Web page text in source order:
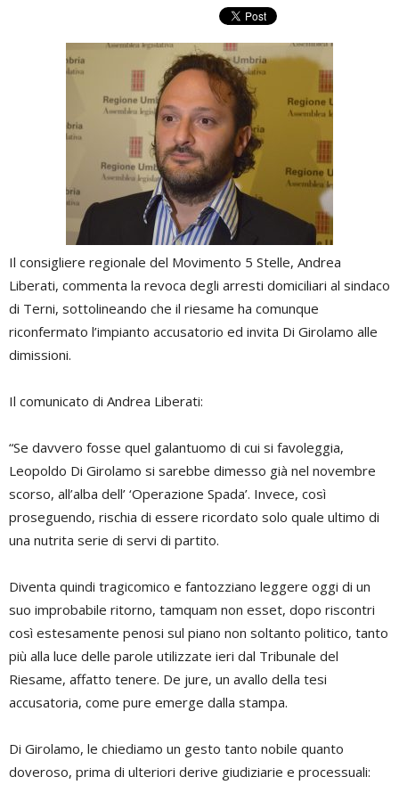
Il consigliere regionale del Movimento 5 Stelle, Andrea
Liberati, commenta la revoca degli arresti domiciliari al sindaco
di Terni, sottolineando che il riesame ha comunque
riconfermato l’impianto accusatorio ed invita Di Girolamo alle
dimissioni.
Il comunicato di Andrea Liberati:
“Se davvero fosse quel galantuomo di cui si favoleggia,
Leopoldo Di Girolamo si sarebbe dimesso già nel novembre
scorso, all’alba dell’ ‘Operazione Spada’. Invece, così
proseguendo, rischia di essere ricordato solo quale ultimo di
una nutrita serie di servi di partito.
Diventa quindi tragicomico e fantozziano leggere oggi di un
suo improbabile ritorno, tamquam non esset, dopo riscontri
così estesamente penosi sul piano non soltanto politico, tanto
più alla luce delle parole utilizzate ieri dal Tribunale del
Riesame, affatto tenere. De jure, un avallo della tesi
accusatoria, come pure emerge dalla stampa.
Di Girolamo, le chiediamo un gesto tanto nobile quanto
doveroso, prima di ulteriori derive giudiziarie e processuali: